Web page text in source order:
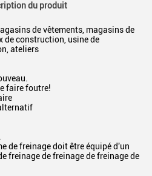
du produit
de vêtements, magasins de
de construction, usine de
ateliers
faire foutre!
de freinage doit être équipé d'un
freinage de freinage de freinage de